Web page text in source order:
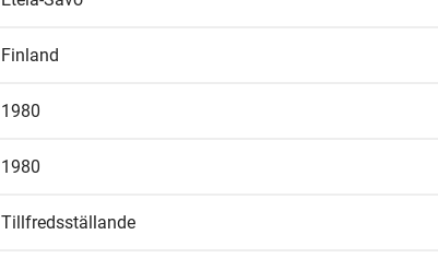
Finland
1980
1980
Tillfredsställande